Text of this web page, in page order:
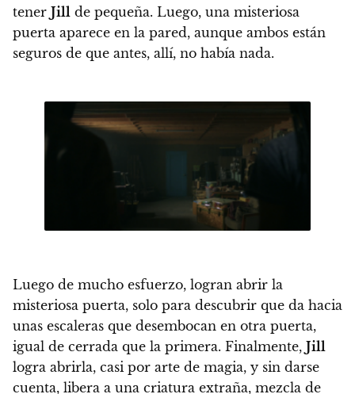
tener Jill de pequeña. Luego, una misteriosa
puerta aparece en la pared, aunque ambos están
seguros de que antes, allí, no había nada.
Luego de mucho esfuerzo, logran abrir la
misteriosa puerta, solo para descubrir que da hacia
unas escaleras que desembocan en otra puerta,
igual de cerrada que la primera. Finalmente, Jill
logra abrirla, casi por arte de magia, y sin darse
cuenta, libera a una criatura extraña, mezcla de